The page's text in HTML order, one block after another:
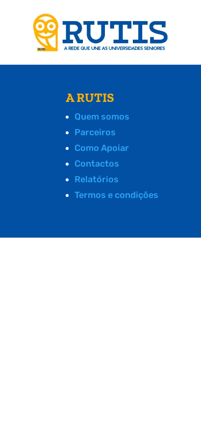
A RUTIS
Quem somos
Parceiros
Como Apoiar
Contactos
Relatórios
Termos e condições